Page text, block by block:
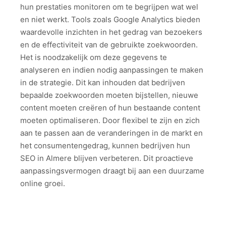
hun prestaties monitoren om te begrijpen wat wel
en niet werkt. Tools zoals Google Analytics bieden
waardevolle inzichten in het gedrag van bezoekers
en de effectiviteit van de gebruikte zoekwoorden.
Het is noodzakelijk om deze gegevens te
analyseren en indien nodig aanpassingen te maken
in de strategie. Dit kan inhouden dat bedrijven
bepaalde zoekwoorden moeten bijstellen, nieuwe
content moeten creëren of hun bestaande content
moeten optimaliseren. Door flexibel te zijn en zich
aan te passen aan de veranderingen in de markt en
het consumentengedrag, kunnen bedrijven hun
SEO in Almere blijven verbeteren. Dit proactieve
aanpassingsvermogen draagt bij aan een duurzame
online groei.